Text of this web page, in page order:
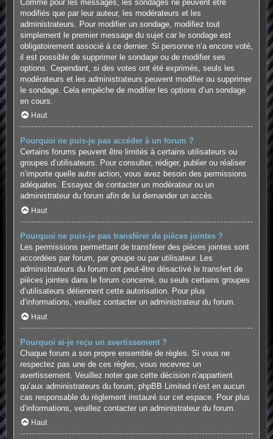
Comme pour les messages, les sondages ne peuvent être
modifiés que par leur auteur, les modérateurs et les
administrateurs. Pour modifier un sondage, modifiez tout
simplement le premier message du sujet car le sondage est
obligatoirement associé à ce dernier. Si personne n’a encore voté,
il est possible de supprimer le sondage ou de modifier ses
options. Cependant, si des votes ont été exprimés, seuls les
modérateurs et les administrateurs peuvent modifier ou supprimer
le sondage. Cela empêche de modifier les options d’un sondage
en cours.
Haut
Pourquoi ne puis-je pas accéder à un forum ?
Certains forums peuvent être limités à certains utilisateurs ou
groupes d’utilisateurs. Pour consulter, rédiger, publier ou réaliser
n’importe quelle autre action, vous avez besoin des permissions
adéquates. Essayez de contacter un modérateur ou un
administrateur du forum afin de lui demander un accès.
Haut
Pourquoi ne puis-je pas transférer de pièces jointes ?
Les permissions permettant de transférer des pièces jointes sont
accordées par forum, par groupe ou par utilisateur. Les
administrateurs du forum ont peut-être désactivé le transfert de
pièces jointes dans le forum concerné, ou seuls certains groupes
d’utilisateurs détiennent cette autorisation. Pour plus
d’informations, veuillez contacter un administrateur du forum.
Haut
Pourquoi ai-je reçu un avertissement ?
Chaque forum a son propre ensemble de règles. Si vous ne
respectez pas une de ces règles, vous recevrez un
avertissement. Veuillez noter que cette décision n’appartient
qu’aux administrateurs du forum, phpBB Limited n’est en aucun
cas responsable du règlement instauré sur cet espace. Pour plus
d’informations, veuillez contacter un administrateur du forum.
Haut